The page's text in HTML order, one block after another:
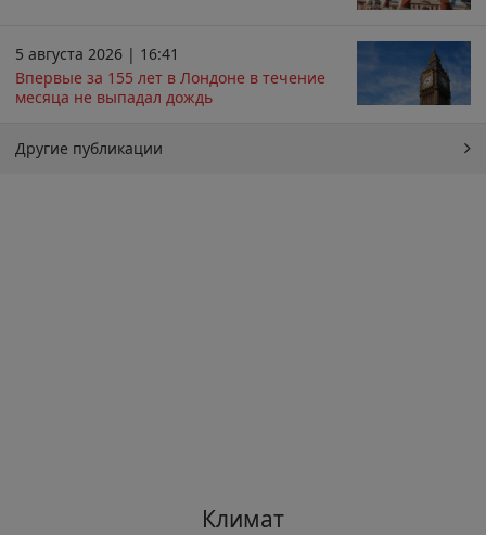
5 августа 2026 | 16:41
Впервые за 155 лет в Лондоне в течение
месяца не выпадал дождь
Другие публикации
Климат